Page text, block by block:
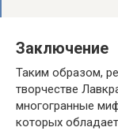
Заключение
Таким образом,
творчестве
многогранные
которых